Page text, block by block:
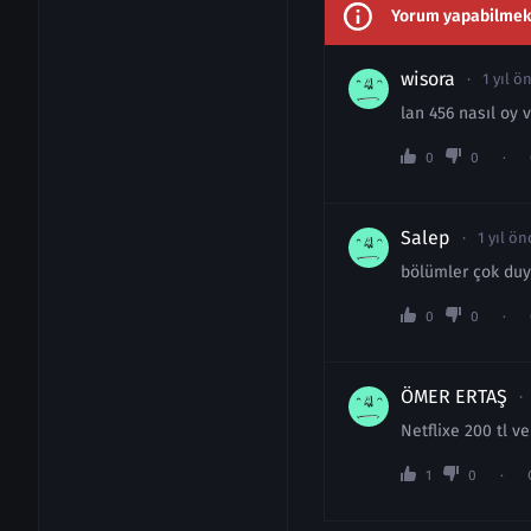
Yorum
wisora 1 yıl
lan 456 nasıl oy
0 0
Salep 1 yıl
bölümler çok
0 0
ÖMER ERTAŞ
Netflixe 200 tl
1 0